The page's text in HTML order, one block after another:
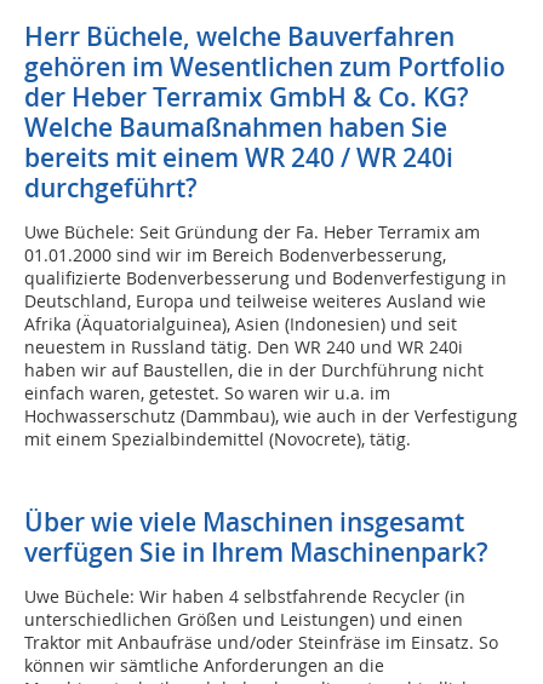
Herr Büchele, welche Bauverfahren
gehören im Wesentlichen zum Portfolio
der Heber Terramix GmbH & Co. KG?
Welche Baumaßnahmen haben Sie
bereits mit einem WR 240 / WR 240i
durchgeführt?
Uwe Büchele: Seit Gründung der Fa. Heber Terramix am
01.01.2000 sind wir im Bereich Bodenverbesserung,
qualifizierte Bodenverbesserung und Bodenverfestigung in
Deutschland, Europa und teilweise weiteres Ausland wie
Afrika (Äquatorialguinea), Asien (Indonesien) und seit
neuestem in Russland tätig. Den WR 240 und WR 240i
haben wir auf Baustellen, die in der Durchführung nicht
einfach waren, getestet. So waren wir u.a. im
Hochwasserschutz (Dammbau), wie auch in der Verfestigung
mit einem Spezialbindemittel (Novocrete), tätig.
Über wie viele Maschinen insgesamt
verfügen Sie in Ihrem Maschinenpark?
Uwe Büchele: Wir haben 4 selbstfahrende Recycler (in
unterschiedlichen Größen und Leistungen) und einen
Traktor mit Anbaufräse und/oder Steinfräse im Einsatz. So
können wir sämtliche Anforderungen an die